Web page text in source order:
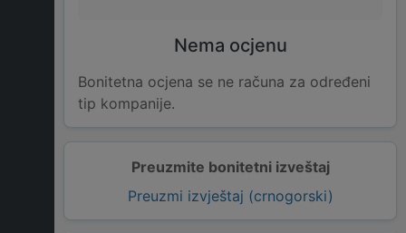
Preuzmite bonitetni izveštaj
Preuzmi izvještaj (crnogorski)
Nema ocjenu
Bonitetna ocjena se ne računa za određeni
tip kompanije.